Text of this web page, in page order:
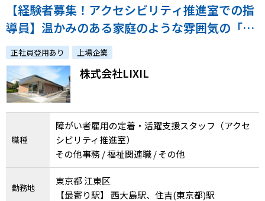
【経験者募集！アクセシビリティ推進室での指
導員】温かみのある家庭のような雰囲気の「LI
XIL NIJI」で勤務してみませんか？／atGPから
のご入社実績あり◎
正社員登用あり 上場企業
株式会社LIXIL
職種
障がい者雇用の定着・活躍支援スタッフ（アクセ
シビリティ推進室）
その他事務 / 福祉関連職 / その他
勤務地
東京都 江東区
【最寄り駅】 西大島駅、住吉(東京都)駅